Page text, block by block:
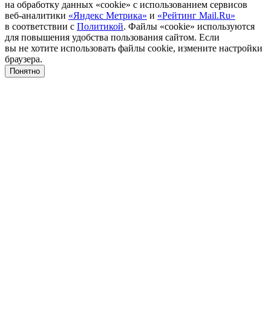
на обработку данных «cookie» с использованием сервисов
веб-аналитики «Яндекс Метрика» и «Рейтинг Mail.Ru»
в соответствии с Политикой. Файлы «cookie» используются
для повышения удобства пользования сайтом. Если
вы не хотите использовать файлы cookie, измените настройки
браузера.
Понятно